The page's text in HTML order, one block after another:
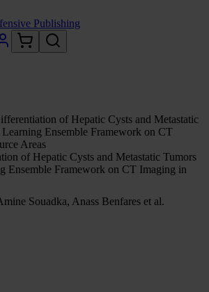
Publishing
of Hepatic Cysts and Metastatic
Ensemble Framework on CT
Areas
of Hepatic Cysts and Metastatic Tumors
Ensemble Framework on CT Imaging in
Souadka, Anass Benfares et al.